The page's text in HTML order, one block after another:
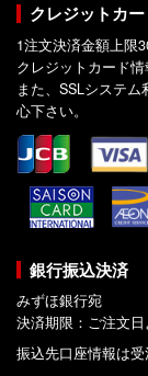
クレジットカ
1注文決済金額上限
クレジットカード情
また、SSLシステ
心下さい。
銀行振込決済
みずほ銀行宛
決済期限：ご注文
振込先口座情報は受